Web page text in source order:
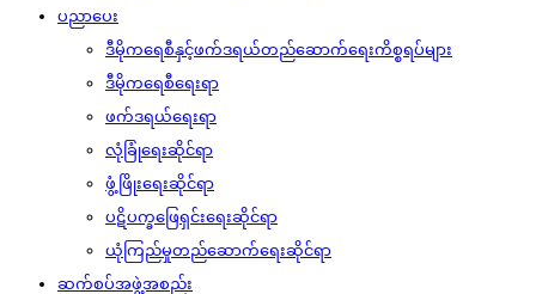
ပညာပေး
ဒီမိုကရေစီနှင့်ဖက်ဒရယ်တည်ဆောက်‌ရေးကိစ္စရပ်များ
ဒီမိုကရေစီရေးရာ
ဖက်ဒရယ်ရေးရာ
လုံခြုံရေးဆိုင်ရာ
ဖွံ့ဖြိုးရေးဆိုင်ရာ
ပဋိပက္ခဖြေရှင်းရေးဆိုင်ရာ
ယုံကြည်မှုတည်ဆောက်ရေးဆိုင်ရာ
ဆက်စပ်အဖွဲ့အစည်း